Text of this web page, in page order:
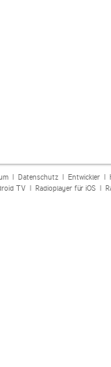
| Datenschutz| Entwickler|
TV| Radioplayer für iOS|